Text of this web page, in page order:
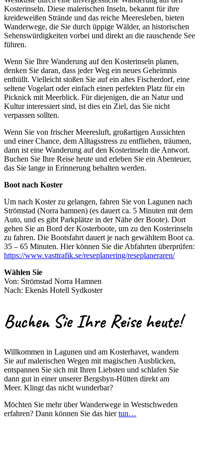
Kosterinseln. Diese malerischen Inseln, bekannt für ihre
kreideweißen Strände und das reiche Meeresleben, bieten
Wanderwege, die Sie durch üppige Wälder, an historischen
Sehenswürdigkeiten vorbei und direkt an die rauschende See
führen.
Wenn Sie Ihre Wanderung auf den Kosterinseln planen,
denken Sie daran, dass jeder Weg ein neues Geheimnis
enthüllt. Vielleicht stoßen Sie auf ein altes Fischerdorf, eine
seltene Vogelart oder einfach einen perfekten Platz für ein
Picknick mit Meerblick. Für diejenigen, die an Natur und
Kultur interessiert sind, ist dies ein Ziel, das Sie nicht
verpassen sollten.
Wenn Sie von frischer Meeresluft, großartigen Aussichten
und einer Chance, dem Alltagsstress zu entfliehen, träumen,
dann ist eine Wanderung auf den Kosterinseln die Antwort.
Buchen Sie Ihre Reise heute und erleben Sie ein Abenteuer,
das Sie lange in Erinnerung behalten werden.
Boot nach Koster
Um nach Koster zu gelangen, fahren Sie von Lagunen nach
Strömstad (Norra hamnen) (es dauert ca. 5 Minuten mit dem
Auto, und es gibt Parkplätze in der Nähe der Boote). Dort
gehen Sie an Bord der Kosterboote, um zu den Kosterinseln
zu fahren. Die Bootsfahrt dauert je nach gewähltem Boot ca.
35 – 65 Minuten. Hier können Sie die Abfahrten überprüfen:
https://www.vasttrafik.se/reseplanering/reseplaneraren/
Wählen Sie
Von: Strömstad Norra Hamnen
Nach: Ekenäs Hotell Sydkoster
Buchen Sie Ihre Reise heute!
Willkommen in Lagunen und am Kosterhavet, wandern
Sie auf malerischen Wegen mit magischen Ausblicken,
entspannen Sie sich mit Ihren Liebsten und schlafen Sie
dann gut in einer unserer Bergsbyn-Hütten direkt am
Meer. Klingt das nicht wunderbar?
Möchten Sie mehr über Wanderwege in Westschweden
erfahren? Dann können Sie das hiertun…